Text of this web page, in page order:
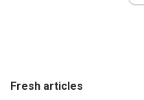
Fresh articles